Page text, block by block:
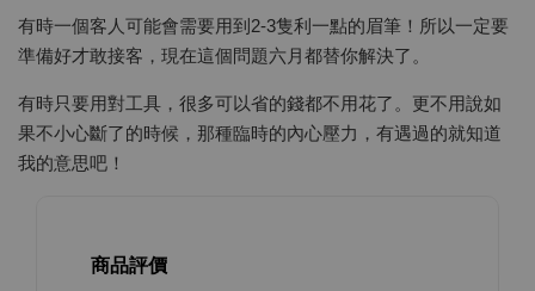
有時一個客人可能會需要用到2-3隻利一點的眉筆！所以一定要
準備好才敢接客，現在這個問題六月都替你解決了。
有時只要用對工具，很多可以省的錢都不用花了。更不用說如
果不小心斷了的時候，那種臨時的內心壓力，有遇過的就知道
我的意思吧！
商品評價